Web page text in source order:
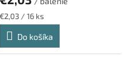
Jednotková
cena:
€2,03 / 16 ks
Do košíka